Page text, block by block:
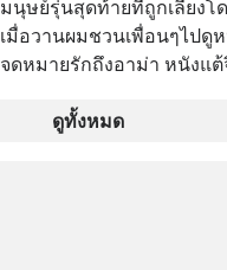
บริษัทย่อยที่ CRC ถือหุ้นทั้งท
ทางอ้อม 100%
มนุษย์รุ่นสุดท้ายที่ถูกเลี้ยงโ
เมื่อวานผมชวนเพื่อนๆไปดูห
จดหมายรักถึงอาม่า หนังแต้จิ๋วที่กำลัง
ป๊าผมเห็นโปสเตอร์หนังเรื่อ
ดูทั้งหมด